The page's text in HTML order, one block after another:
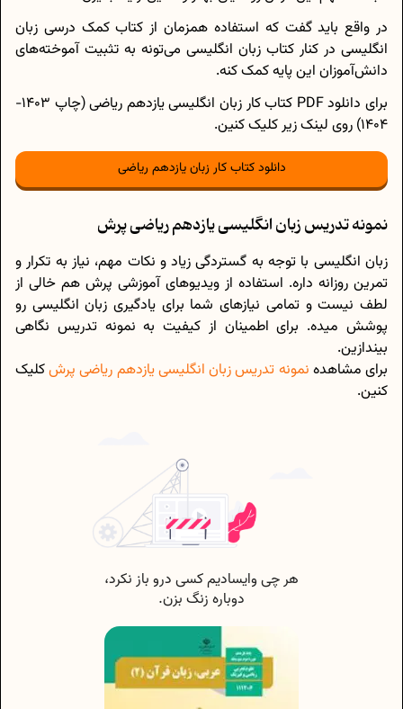
در واقع باید گفت که استفاده همزمان از کتاب کمک درسی زبان
انگلیسی در کنار کتاب زبان انگلیسی می‌تونه به تثبیت آموخته‌های
دانش‌آموزان این پایه کمک کنه.
برای دانلود PDF کتاب کار زبان انگلیسی یازدهم ریاضی (چاپ 1403-
1404) روی لینک زیر کلیک کنین.
دانلود کتاب کار زبان یازدهم ریاضی
نمونه تدریس زبان انگلیسی یازدهم ریاضی پرش
زبان انگلیسی با توجه به گستردگی زیاد و نکات مهم، نیاز به تکرار و
تمرین روزانه داره. استفاده از ویدیوهای آموزشی پرش هم خالی از
لطف نیست و تمامی نیازهای شما برای یادگیری زبان انگلیسی رو
پوشش میده. برای اطمینان از کیفیت به نمونه تدریس نگاهی
بیندازین.
برای مشاهده نمونه تدریس‌ زبان انگلیسی یازدهم ریاضی پرشکلیک
کنین.